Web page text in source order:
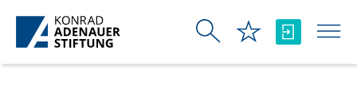
Zum Hauptinhalt springen